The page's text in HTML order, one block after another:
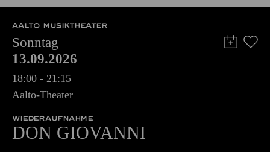
AALTO MUSIKTHEATER
Sonntag
13.09.2026
18:00 - 21:15
Aalto-Theater
WIEDERAUFNAHME
DON GIO­VANNI